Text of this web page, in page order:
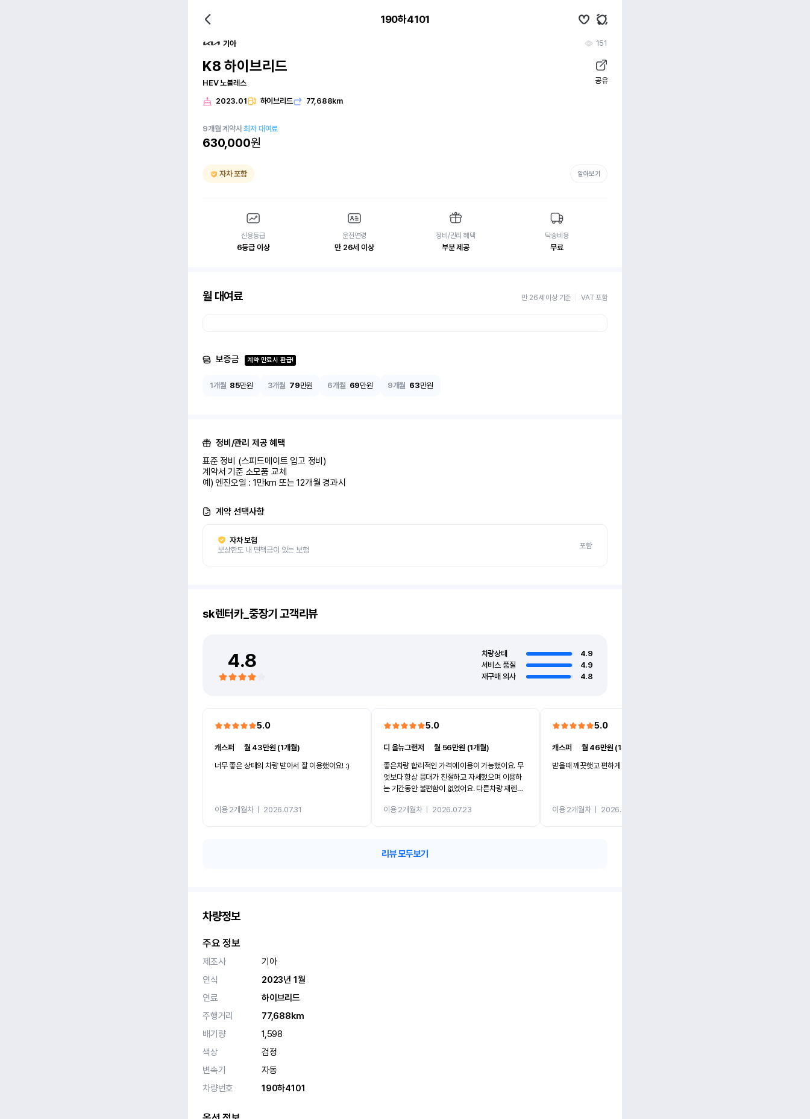
190하4101
기아 151
K8 하이브리드
HEV 노블레스 공유
2023.01 하이브리드 77,688km
9개월 계약시최저 대여료
630,000원
자차 포함 알아보기
신용등급
6등급 이상
운전연령
만 26세 이상
정비/관리 혜택
부분 제공
탁송비용
무료
월 대여료 만 26세 이상 기준 VAT 포함
보증금 계약 만료시 환급!
1개월 85만원 3개월 79만원 6개월 69만원 9개월 63만원
정비/관리 제공 혜택
표준 정비 (스피드메이트 입고 정비)
계약서 기준 소모품 교체
예) 엔진오일 : 1만km 또는 12개월 경과시
계약 선택사항
자차 보험
보상한도 내 면책금이 있는 보험
포함
sk렌터카_중장기 고객리뷰
4.8 차량상태
4.9
서비스 품질
4.9
재구매 의사
4.8
5.0
캐스퍼
월 43만원 (1개월)
너무 좋은 상태의 차량 받아서 잘 이용했어요! :)
이용 2개월차ㅣ 2026.07.31
5.0
디 올뉴그랜저 ㅣ월 56만원 (1개월)
좋은차량 합리적인 가격에 이용이 가능했어요. 무
엇보다 항상 응대가 친절하고 자세했으며 이용하
는 기간동안 불편함이 없었어요. 다른차량 재렌트
카 렌트 고민없이 강추합니다!!
이용 2개월차ㅣ 2026.07.23
5.0
캐스퍼
월 46만원 (1개월)
받을때 깨끗햇고 편하게 잘이용했습니다!
이용 2개월차ㅣ 2026.07.08
리뷰 모두보기
차량정보
주요 정보
제조사
기아
연식
2023년 1월
연료
하이브리드
주행거리
77,688km
배기량
1,598
색상
검정
변속기
자동
차량번호
190하4101